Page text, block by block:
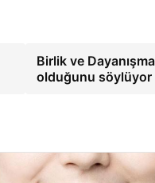
Birlik ve
olduğunu söylüyor